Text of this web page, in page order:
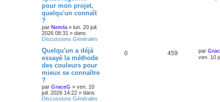
pour mon projet,
quelqu'un connaît
?
par Nemla » lun. 20 juil.
2026 08:31 » dans
Discussions Générales
Quelqu'un a déjà
essayé la méthode
des couleurs pour
mieux se connaître
?
par GraceG » ven. 10
juil. 2026 14:22 » dans
Discussions Générales
0 459 par
ven. 10